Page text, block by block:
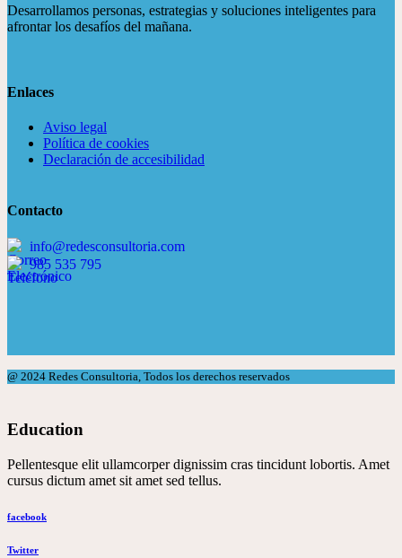
Desarrollamos personas, estrategias y soluciones inteligentes para
afrontar los desafíos del mañana.
Enlaces
Aviso legal
Política de cookies
Declaración de accesibilidad
Contacto
info@redesconsultoria.com
985 535 795
@ 2024 Redes Consultoria, Todos los derechos reservados
Education
Pellentesque elit ullamcorper dignissim cras tincidunt lobortis. Amet
cursus dictum amet sit amet sed tellus.
facebook
Twitter